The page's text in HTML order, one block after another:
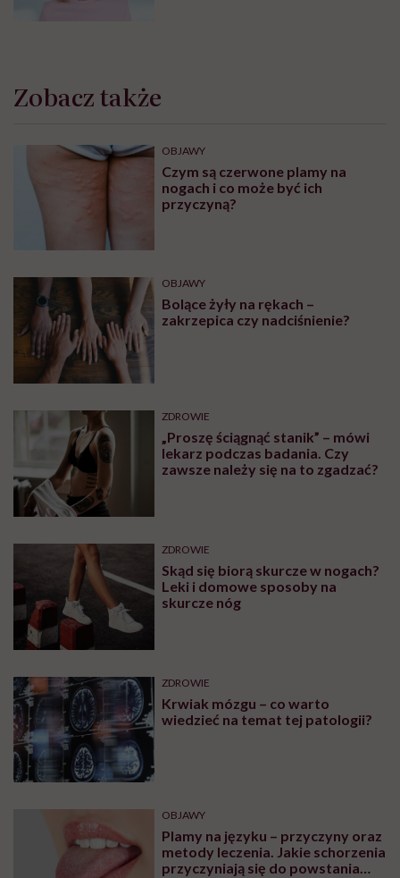
Zobacz także
OBJAWY
Czym są czerwone plamy na
nogach i co może być ich
przyczyną?
OBJAWY
Bolące żyły na rękach –
zakrzepica czy nadciśnienie?
ZDROWIE
„Proszę ściągnąć stanik” – mówi
lekarz podczas badania. Czy
zawsze należy się na to zgadzać?
ZDROWIE
Skąd się biorą skurcze w nogach?
Leki i domowe sposoby na
skurcze nóg
ZDROWIE
Krwiak mózgu – co warto
wiedzieć na temat tej patologii?
OBJAWY
Plamy na języku – przyczyny oraz
metody leczenia. Jakie schorzenia
przyczyniają się do powstania